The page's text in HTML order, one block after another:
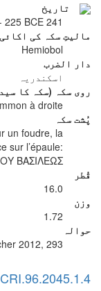
تاریخ
241 BCE - 225 BCE
مالیتِ سکہ کی اکائی
Hemiobol
دار الضرب
اسکندریہ
روی سکہ (سکہ کا
à droite.
پُشت سکہ
un foudre, la
sur l’épaule:
ΒΑΣΙΛΕΩΣ
قُطر
16.0
وزن
1.72
حوالہ
2012, 293